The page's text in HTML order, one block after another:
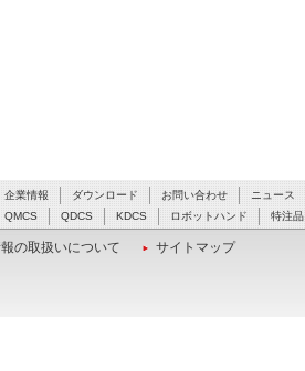
企業情報 ダウンロード お問い合わせ ニュース
QMCS QDCS KDCS ロボットハンド 特注品
の取扱いについて サイトマップ